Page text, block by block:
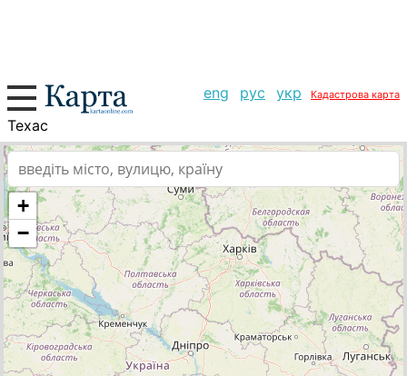
eng рус укр Кадастрова карта
Техас
+
−